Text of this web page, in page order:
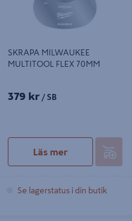
SKRAPA MILWAUKEE
MULTITOOL FLEX 70MM
379 kr / SB
Läs mer
Se lagerstatus i din butik